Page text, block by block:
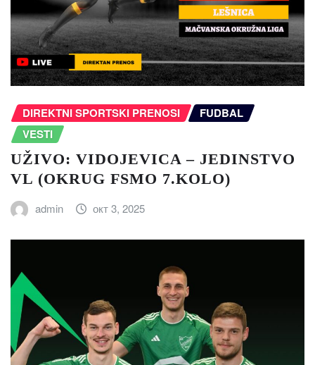
DIREKTNI SPORTSKI PRENOSI
FUDBAL
VESTI
UŽIVO: VIDOJEVICA – JEDINSTVO
VL (OKRUG FSMO 7.KOLO)
admin окт 3, 2025